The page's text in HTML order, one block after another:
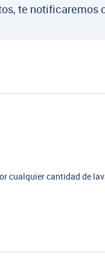
te notificaremos
cualquier cantidad de